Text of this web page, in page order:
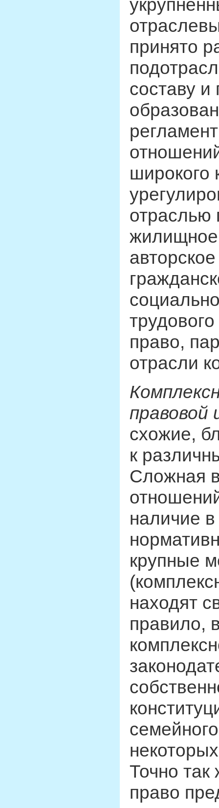
принято
составу и
широкого
отраслью
право,
отрасли
схожие,
к
Сложная
наличие
крупные
находят
правило,
Точно
право